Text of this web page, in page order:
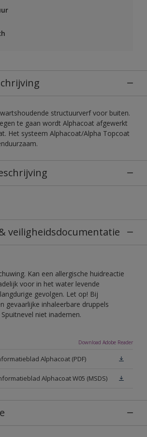
structuurverf voor buiten.
te gaan wordt Alphacoat afgewerkt
Het systeem Alphacoat/Alpha Topcoat
veiligheidsdocumentatie
Kan een allergische huidreactie
voor in het water levende
gevolgen. Let op! Bij
gevaarlijke inhaleerbare druppels
niet inademen.
Download Adobe Reader
Alphacoat (PDF)
Alphacoat W05 (MSDS)